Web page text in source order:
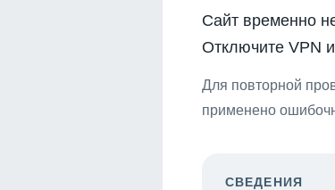
Сайт временно
Отключите VPN
Для повторной
применено
СВЕДЕНИЯ